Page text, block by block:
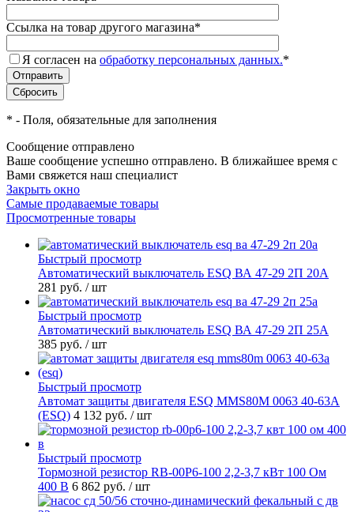
Ссылка на товар другого магазина*
Я согласен на обработку персональных данных.*
* - Поля, обязательные для заполнения
Сообщение отправлено
Ваше сообщение успешно отправлено. В ближайшее время с
Вами свяжется наш специалист
Закрыть окно
Самые продаваемые товары
Просмотренные товары
Быстрый просмотр
Автоматический выключатель ESQ ВА 47-29 2П 20А
281 руб. / шт
Быстрый просмотр
Автоматический выключатель ESQ ВА 47-29 2П 25А
385 руб. / шт
Быстрый просмотр
Автомат защиты двигателя ESQ MMS80M 0063 40-63А
(ESQ) 4 132 руб. / шт
Быстрый просмотр
Тормозной резистор RB-00P6-100 2,2-3,7 кВт 100 Ом
400 В 6 862 руб. / шт